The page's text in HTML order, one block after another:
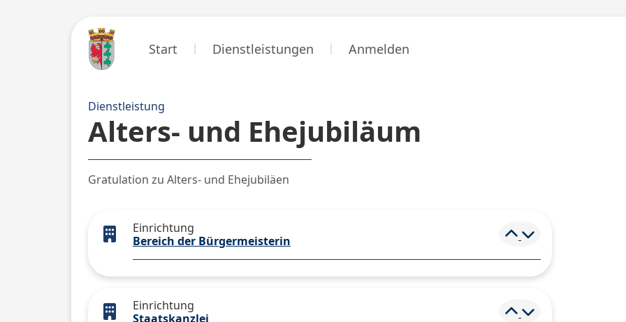
Start Dienstleistungen Anmelden
Dienstleistung
Alters- und Ehejubiläum
Gratulation zu Alters- und Ehejubiläen
Einrichtung
Bereich der Bürgermeisterin
Element ein- und
Einrichtung
Staatskanzlei
Element ein- und